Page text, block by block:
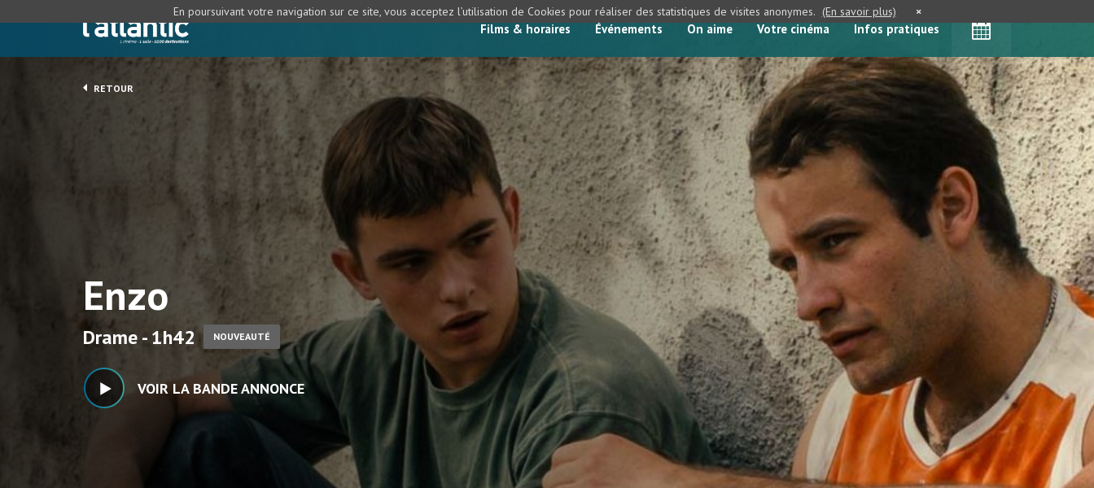
Films & horaires Événements On aime Votre cinéma Infos pratiques
RETOUR
Enzo
Drame - 1h42 NOUVEAUTÉ
VOIR LA BANDE ANNONCE
En poursuivant votre navigation sur ce site, vous acceptez l’utilisation de Cookies pour réaliser des statistiques de visites anonymes. (En savoir plus) ×